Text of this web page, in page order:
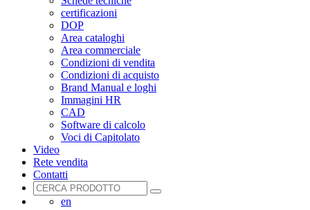
certificazioni
DOP
Area cataloghi
Area commerciale
Condizioni di vendita
Condizioni di acquisto
Brand Manual e loghi
Immagini HR
CAD
Software di calcolo
Voci di Capitolato
Video
Rete vendita
Contatti
en